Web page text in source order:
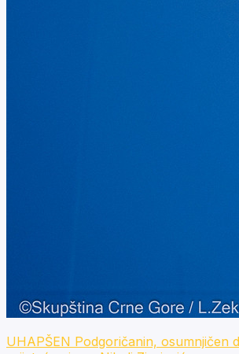
UHAPŠEN Podgoričanin, osumnjičen